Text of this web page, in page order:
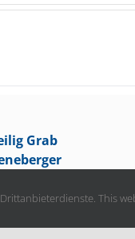
Grab
This